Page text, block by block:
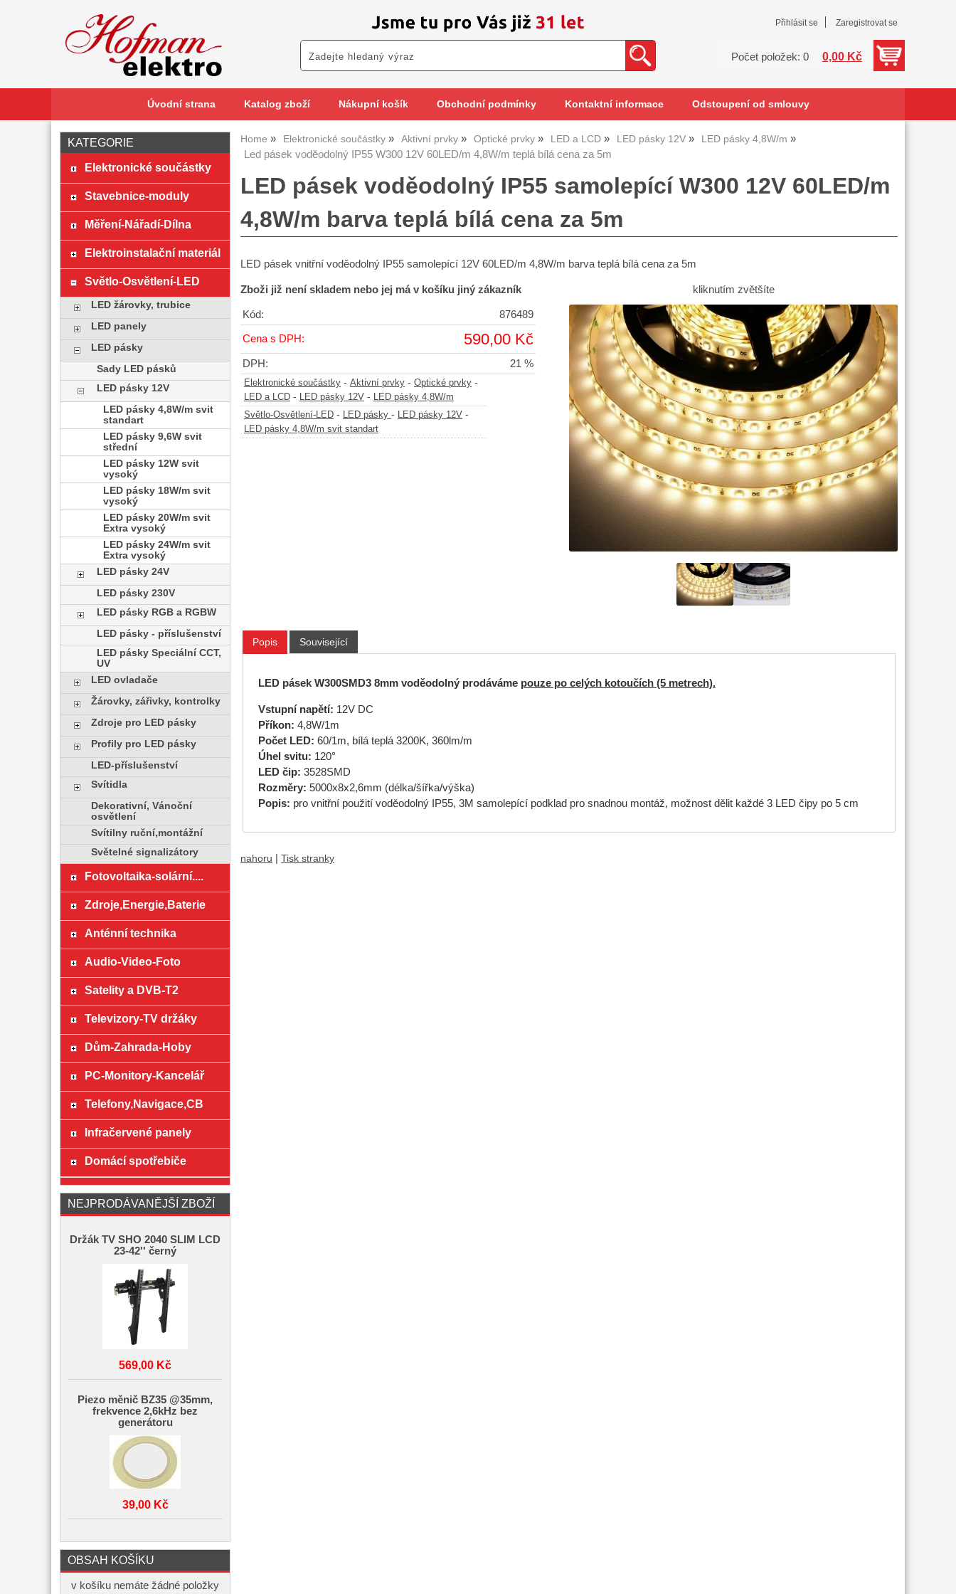
Přihlásit se Zaregistrovat se
Počet položek: 0 0,00 Kč
Úvodní strana Katalog zboží Nákupní košík Obchodní podmínky Kontaktní informace Odstoupení od smlouvy
Home Elektronické součástky Aktivní prvky Optické prvky LED a LCD LED pásky 12V LED pásky 4,8W/m
Led pásek voděodolný IP55 W300 12V 60LED/m 4,8W/m teplá bílá cena za 5m
LED pásek voděodolný IP55 samolepící W300 12V 60LED/m
4,8W/m barva teplá bílá cena za 5m
LED pásek vnitřní voděodolný IP55 samolepící 12V 60LED/m 4,8W/m barva teplá bílá cena za 5m
kliknutím zvětšíte
Zboži již není skladem nebo jej má v košíku jiný zákazník
Kód: 876489
Cena s DPH: 590,00 Kč
DPH: 21 %
Elektronické součástky - Aktivní prvky - Optické prvky -
LED a LCD - LED pásky 12V - LED pásky 4,8W/m
Světlo-Osvětlení-LED - LED pásky - LED pásky 12V -
LED pásky 4,8W/m svit standart
Popis Související
LED pásek W300SMD3 8mm voděodolný prodáváme pouze po celých kotoučích (5 metrech).
Vstupní napětí: 12V DC
Příkon: 4,8W/1m
Počet LED: 60/1m, bílá teplá 3200K, 360lm/m
Úhel svitu: 120°
LED čip: 3528SMD
Rozměry: 5000x8x2,6mm (délka/šířka/výška)
Popis: pro vnitřní použití voděodolný IP55, 3M samolepící podklad pro snadnou montáž, možnost dělit každé 3 LED čipy po 5 cm
nahoru Tisk stranky
KATEGORIE
Elektronické součástky
Stavebnice-moduly
Měření-Nářadí-Dílna
Elektroinstalační materiál
Světlo-Osvětlení-LED
LED žárovky, trubice
LED panely
LED pásky
Sady LED pásků
LED pásky 12V
LED pásky 4,8W/m svit
standart
LED pásky 9,6W svit
střední
LED pásky 12W svit
vysoký
LED pásky 18W/m svit
vysoký
LED pásky 20W/m svit
Extra vysoký
LED pásky 24W/m svit
Extra vysoký
LED pásky 24V
LED pásky 230V
LED pásky RGB a RGBW
LED pásky - příslušenství
LED pásky Speciální CCT,
UV
LED ovladače
Žárovky, zářivky, kontrolky
Zdroje pro LED pásky
Profily pro LED pásky
LED-příslušenství
Svítidla
Dekorativní, Vánoční
osvětlení
Svítilny ruční,montážní
Světelné signalizátory
Fotovoltaika-solární....
Zdroje,Energie,Baterie
Anténní technika
Audio-Video-Foto
Satelity a DVB-T2
Televizory-TV držáky
Dům-Zahrada-Hoby
PC-Monitory-Kancelář
Telefony,Navigace,CB
Infračervené panely
Domácí spotřebiče
NEJPRODÁVANĚJŠÍ ZBOŽÍ
Držák TV SHO 2040 SLIM LCD
23-42'' černý
569,00 Kč
Piezo měnič BZ35 @35mm,
frekvence 2,6kHz bez
generátoru
39,00 Kč
OBSAH KOŠÍKU
v košíku nemáte žádné položky